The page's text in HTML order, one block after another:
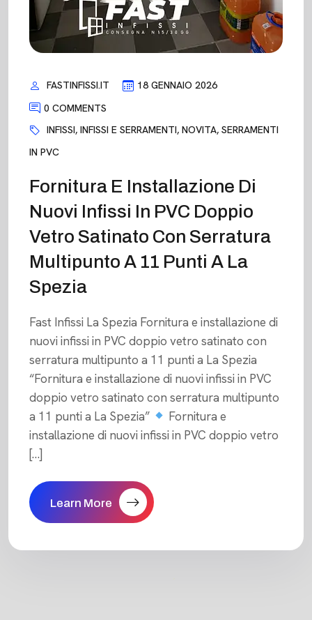
FASTINFISSI.IT
18 GENNAIO 2026
0 COMMENTS
INFISSI, INFISSI E SERRAMENTI, NOVITA, SERRAMENTI
IN PVC
Fornitura E Installazione Di
Nuovi Infissi In PVC Doppio
Vetro Satinato Con Serratura
Multipunto A 11 Punti A La
Spezia
Fast Infissi La Spezia Fornitura e installazione di
nuovi infissi in PVC doppio vetro satinato con
serratura multipunto a 11 punti a La Spezia
“Fornitura e installazione di nuovi infissi in PVC
doppio vetro satinato con serratura multipunto
a 11 punti a La Spezia”
Fornitura e
installazione di nuovi infissi in PVC doppio vetro
[…]
Learn More